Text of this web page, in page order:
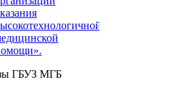
ГБУЗ МГБ